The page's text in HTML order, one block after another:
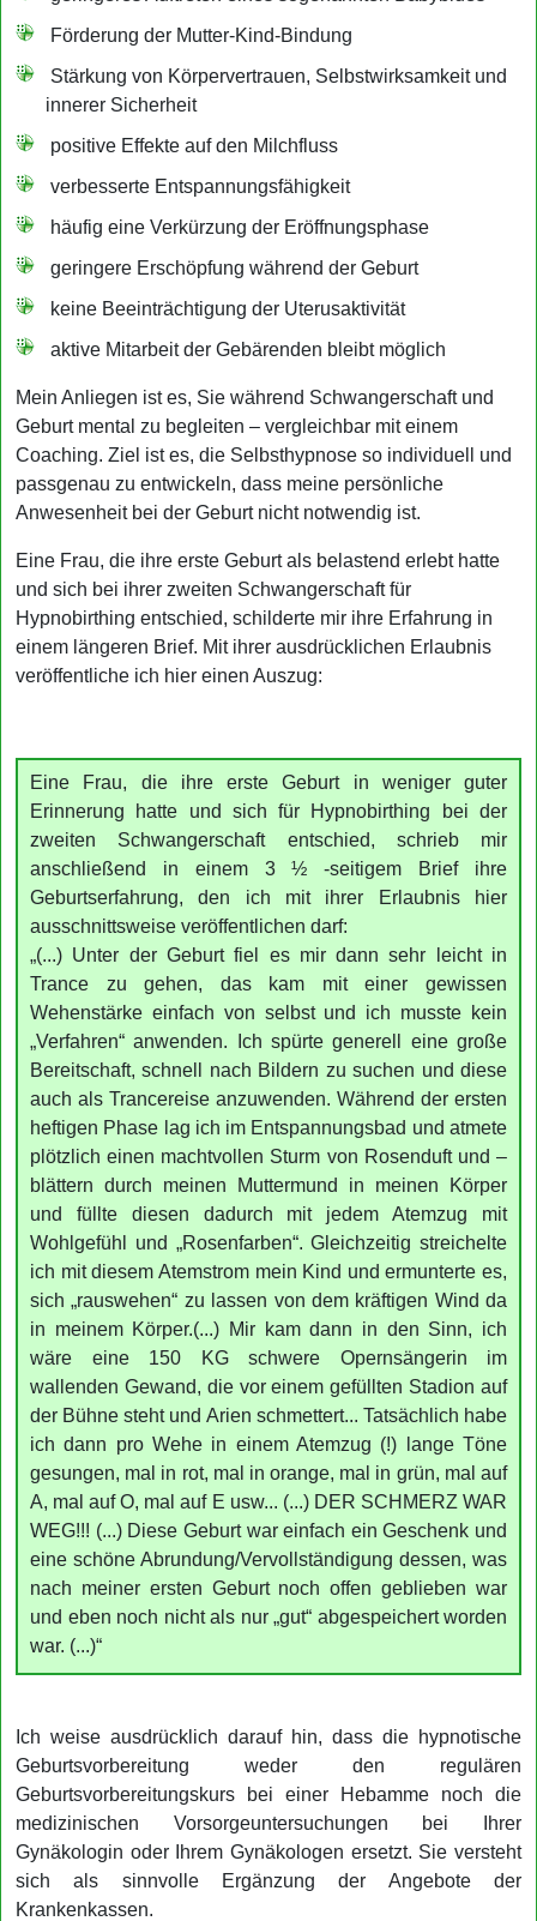
Förderung der Mutter-Kind-Bindung
Stärkung von Körpervertrauen, Selbstwirksamkeit und
innerer Sicherheit
positive Effekte auf den Milchfluss
verbesserte Entspannungsfähigkeit
häufig eine Verkürzung der Eröffnungsphase
geringere Erschöpfung während der Geburt
keine Beeinträchtigung der Uterusaktivität
aktive Mitarbeit der Gebärenden bleibt möglich
Mein Anliegen ist es, Sie während Schwangerschaft und
Geburt mental zu begleiten – vergleichbar mit einem
Coaching. Ziel ist es, die Selbsthypnose so individuell und
passgenau zu entwickeln, dass meine persönliche
Anwesenheit bei der Geburt nicht notwendig ist.
Eine Frau, die ihre erste Geburt als belastend erlebt hatte
und sich bei ihrer zweiten Schwangerschaft für
Hypnobirthing entschied, schilderte mir ihre Erfahrung in
einem längeren Brief. Mit ihrer ausdrücklichen Erlaubnis
veröffentliche ich hier einen Auszug:
Eine Frau, die ihre erste Geburt in weniger guter
Erinnerung hatte und sich für Hypnobirthing bei der
zweiten Schwangerschaft entschied, schrieb mir
anschließend in einem 3 ½ -seitigem Brief ihre
Geburtserfahrung, den ich mit ihrer Erlaubnis hier
ausschnittsweise veröffentlichen darf:
„(...) Unter der Geburt fiel es mir dann sehr leicht in
Trance zu gehen, das kam mit einer gewissen
Wehenstärke einfach von selbst und ich musste kein
„Verfahren“ anwenden. Ich spürte generell eine große
Bereitschaft, schnell nach Bildern zu suchen und diese
auch als Trancereise anzuwenden. Während der ersten
heftigen Phase lag ich im Entspannungsbad und atmete
plötzlich einen machtvollen Sturm von Rosenduft und –
blättern durch meinen Muttermund in meinen Körper
und füllte diesen dadurch mit jedem Atemzug mit
Wohlgefühl und „Rosenfarben“. Gleichzeitig streichelte
ich mit diesem Atemstrom mein Kind und ermunterte es,
sich „rauswehen“ zu lassen von dem kräftigen Wind da
in meinem Körper.(...) Mir kam dann in den Sinn, ich
wäre eine 150 KG schwere Opernsängerin im
wallenden Gewand, die vor einem gefüllten Stadion auf
der Bühne steht und Arien schmettert... Tatsächlich habe
ich dann pro Wehe in einem Atemzug (!) lange Töne
gesungen, mal in rot, mal in orange, mal in grün, mal auf
A, mal auf O, mal auf E usw... (...) DER SCHMERZ WAR
WEG!!! (...) Diese Geburt war einfach ein Geschenk und
eine schöne Abrundung/Vervollständigung dessen, was
nach meiner ersten Geburt noch offen geblieben war
und eben noch nicht als nur „gut“ abgespeichert worden
war. (...)“
Ich weise ausdrücklich darauf hin, dass die hypnotische
Geburtsvorbereitung weder den regulären
Geburtsvorbereitungskurs bei einer Hebamme noch die
medizinischen Vorsorgeuntersuchungen bei Ihrer
Gynäkologin oder Ihrem Gynäkologen ersetzt. Sie versteht
sich als sinnvolle Ergänzung der Angebote der
Krankenkassen.